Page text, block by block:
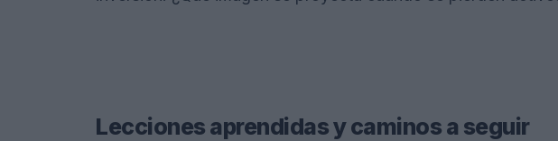
Lecciones aprendidas y caminos a seguir